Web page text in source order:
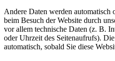
Andere Daten werden
beim Besuch der Website durch
vor allem technische Daten (z. B.
oder Uhrzeit des Seitenaufrufs).
automatisch, sobald Sie diese